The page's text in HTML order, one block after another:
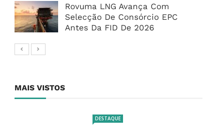
Rovuma LNG Avança Com
Selecção De Consórcio EPC
Antes Da FID De 2026
MAIS VISTOS
DESTAQUE